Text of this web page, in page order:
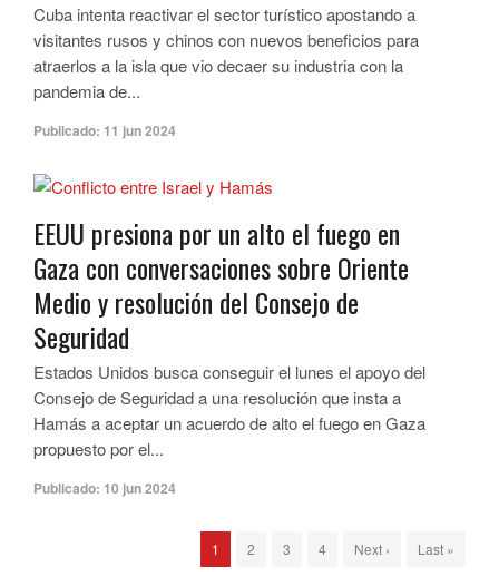
Cuba intenta reactivar el sector turístico apostando a
visitantes rusos y chinos con nuevos beneficios para
atraerlos a la isla que vio decaer su industria con la
pandemia de...
Publicado: 11 jun 2024
EEUU presiona por un alto el fuego en
Gaza con conversaciones sobre Oriente
Medio y resolución del Consejo de
Seguridad
Estados Unidos busca conseguir el lunes el apoyo del
Consejo de Seguridad a una resolución que insta a
Hamás a aceptar un acuerdo de alto el fuego en Gaza
propuesto por el...
Publicado: 10 jun 2024
1 2 3 4 Next › Last »